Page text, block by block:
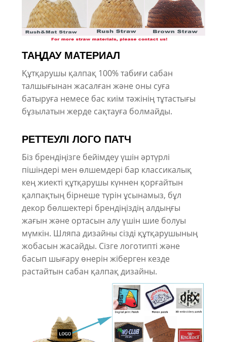
ТАҢДАУ МАТЕРИАЛ
Құтқарушы қалпақ 100% табиғи сабан
талшығынан жасалған және оны суға
батыруға немесе бас киім тәжінің тұтастығы
бұзылатын жерде сақтауға болмайды.
РЕТТЕУЛІ ЛОГО ПАТЧ
Біз брендіңізге бейімдеу үшін әртүрлі
пішіндері мен өлшемдері бар классикалық
кең жиекті құтқарушы күннен қорғайтын
қалпақтың бірнеше түрін ұсынамыз, бұл
декор бөлшектері брендіңіздің алдыңғы
жағын және ортасын алу үшін шие болуы
мүмкін. Шляпа дизайны сізді құтқарушының
жобасын жасайды. Сізге логотипті және
басып шығару өнерін жіберген кезде
растайтын сабан қалпақ дизайны.